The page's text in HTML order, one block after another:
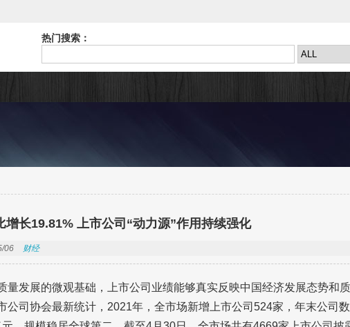
热门搜索：
增长19.81% 上市公司“动力源”作用持续强化
06 财经
量发展的微观基础，上市公司业绩能够真实反映中国经济发展态势和质
公司协会最新统计，2021年，全市场新增上市公司524家，年末公司